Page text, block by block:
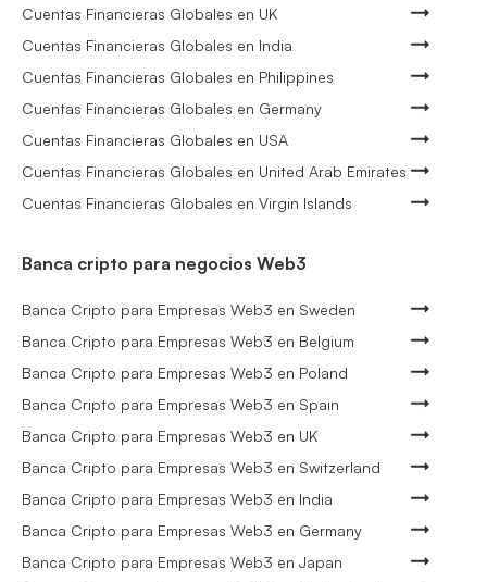
Cuentas Financieras Globales en UK
Cuentas Financieras Globales en India
Cuentas Financieras Globales en Philippines
Cuentas Financieras Globales en Germany
Cuentas Financieras Globales en USA
Cuentas Financieras Globales en United Arab Emirates
Cuentas Financieras Globales en Virgin Islands
Banca cripto para negocios Web3
Banca Cripto para Empresas Web3 en Sweden
Banca Cripto para Empresas Web3 en Belgium
Banca Cripto para Empresas Web3 en Poland
Banca Cripto para Empresas Web3 en Spain
Banca Cripto para Empresas Web3 en UK
Banca Cripto para Empresas Web3 en Switzerland
Banca Cripto para Empresas Web3 en India
Banca Cripto para Empresas Web3 en Germany
Banca Cripto para Empresas Web3 en Japan